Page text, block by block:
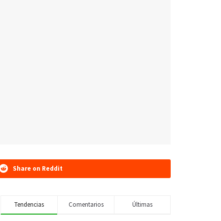
Share on Reddit
Tendencias Comentarios Últimas